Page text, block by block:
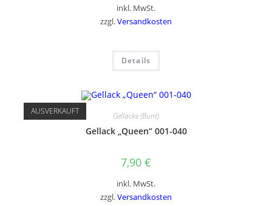
inkl. MwSt.
zzgl.Versandkosten
Details
AUSVERKAUFT Gellacke (Bunt)
Gellack „Queen“ 001-040
7,90 €
inkl. MwSt.
zzgl.Versandkosten